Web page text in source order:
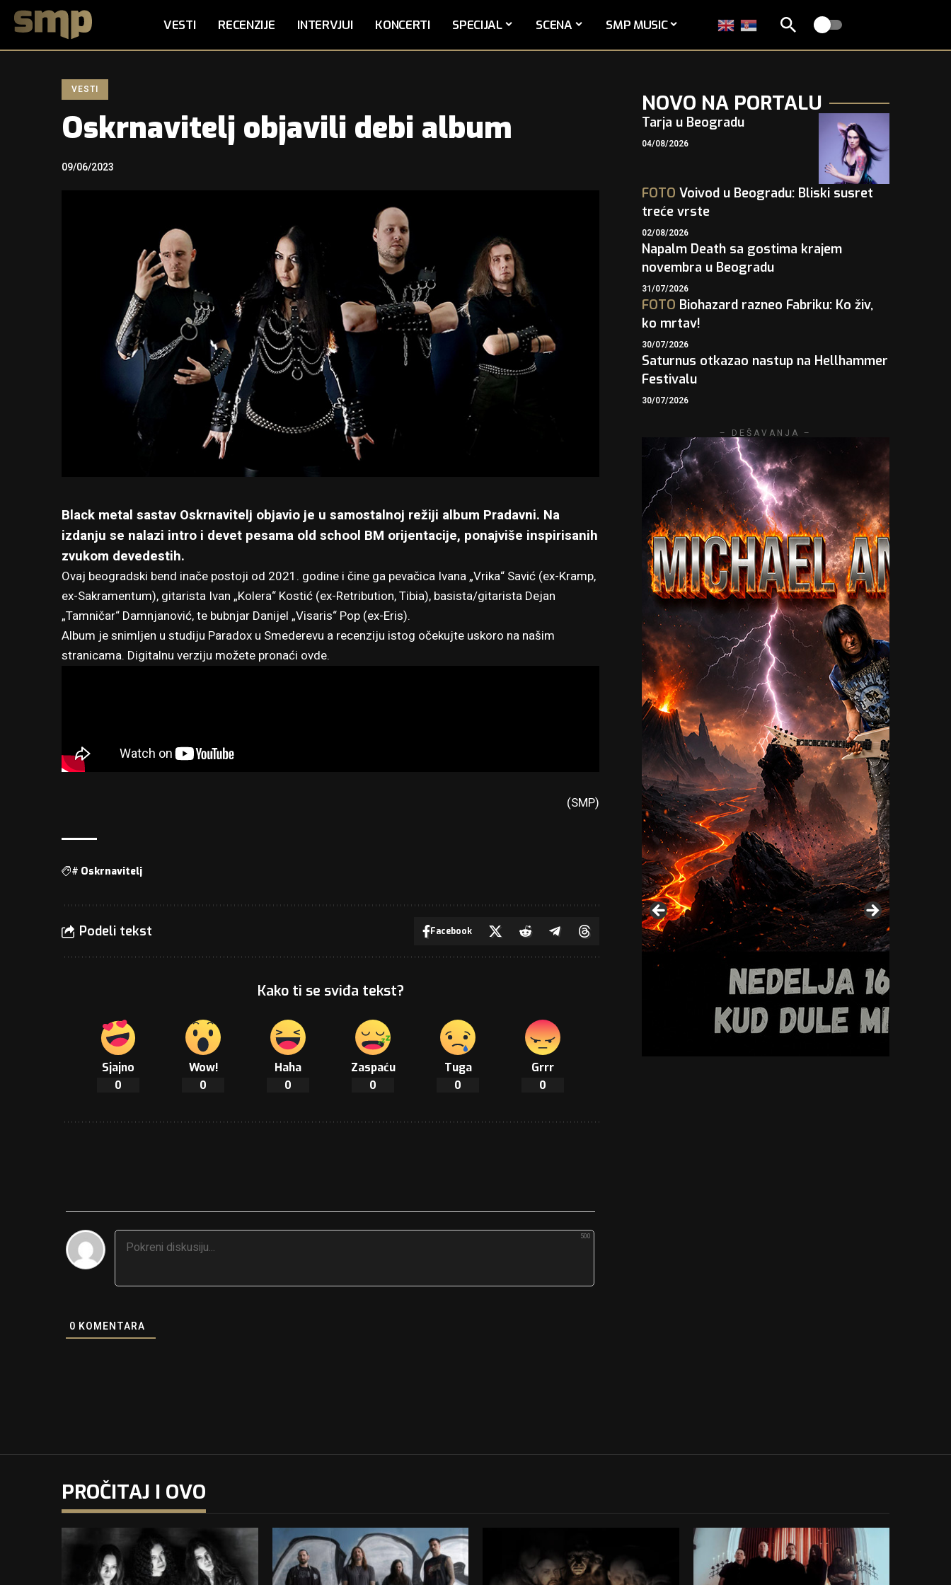
VESTI RECENZIJE INTERVJUI KONCERTI SPECIJAL SCENA SMP MUSIC
VESTI
Oskrnavitelj objavili debi album
09/06/2023
Black metal sastav Oskrnavitelj objavio je u samostalnoj režiji album Pradavni. Na
izdanju se nalazi intro i devet pesama old school BM orijentacije, ponajviše inspirisanih
zvukom devedestih.
Ovaj beogradski bend inače postoji od 2021. godine i čine ga pevačica Ivana „Vrika“ Savić (ex-Kramp,
ex-Sakramentum), gitarista Ivan „Kolera“ Kostić (ex-Retribution, Tibia), basista/gitarista Dejan
„Tamničar“ Damnjanović, te bubnjar Danijel „Visaris“ Pop (ex-Eris).
Album je snimljen u studiju Paradox u Smederevu a recenziju istog očekujte uskoro na našim
stranicama. Digitalnu verziju možete pronaći ovde.
(SMP)
# Oskrnavitelj
Podeli tekst Facebook
Kako ti se sviđa tekst?
Sjajno
0
Wow!
0
Haha
0
Zaspaću
0
Tuga
0
Grrr
0
500
0 KOMENTARA
NOVO NA PORTALU
Tarja u Beogradu
04/08/2026
FOTO Voivod u Beogradu: Bliski susret
treće vrste
02/08/2026
Napalm Death sa gostima krajem
novembra u Beogradu
31/07/2026
FOTO Biohazard razneo Fabriku: Ko živ,
ko mrtav!
30/07/2026
Saturnus otkazao nastup na Hellhammer
Festivalu
30/07/2026
– DEŠAVANJA –
PROČITAJ I OVO